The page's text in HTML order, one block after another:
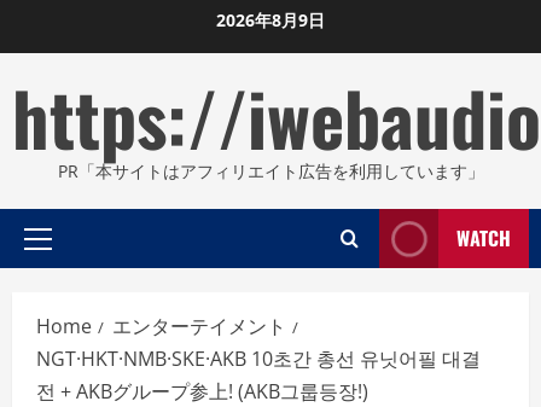
to
2026年8月9日
https://
PR「本サイトはアフィリエイト広告を利用しています」
Primary
WATCH
Home
エンターテイメント
NGT·HKT·NMB·SKE·AKB 10초간 총선 유닛어필 대결
전 + AKBグループ参上! (AKB그룹등장!)